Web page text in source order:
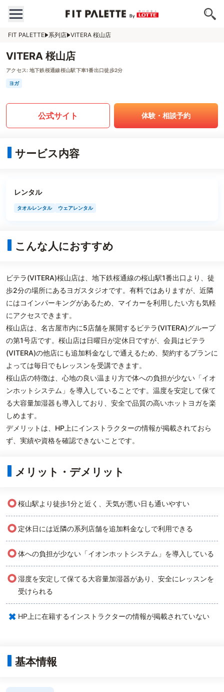
FIT PALETTE 系列店 VITERA 桜山店
VITERA 桜山店
アクセス: 地下鉄桜通線桜山駅下車1番出口徒歩2分
ヨガ
公式サイト 体験・相談予約
サービス内容
レンタル
タオルレンタル ウェアレンタル
こんな人におすすめ
ビテラ(VITERA)桜山店は、地下鉄桜通線の桜山駅1番出口より、徒
歩2分の場所にあるヨガスタジオです。有料ではありますが、近隣
にはコインパーキングがあるため、マイカーを利用したい方も気軽
にアクセスできます。
桜山店は、名古屋市内に5店舗を展開するビテラ(VITERA)グループ
の第1号店です。桜山店は日曜日が定休日ですが、会員はビテラ
(VITERA)の他店にも追加料金なしで通えるため、契約するプランに
よっては毎日でもレッスンを受講できます。
桜山店の特徴は、心地の良い温まり方で体への負担が少ない「イオ
ンホットシステム」を導入していることです。温度を安定して保て
る大容量加湿器も導入しており、安全で品質の高いホットヨガを楽
しめます。
デメリットは、HP上にインストラクターの情報が掲載されておら
ず、実績や資格を確認できないことです。
メリット・デメリット
○桜山駅より徒歩1分と近く、天気が悪い日も通いやすい
○ 定休日には近隣の系列店舗を追加料金なしで利用できる
○体への負担が少ない「イオンホットシステム」を導入している
○湿度を安定して保てる大容量加湿器があり、安全にレッスンを
受けられる
× HP上に在籍するインストラクターの情報が掲載されていない
基本情報